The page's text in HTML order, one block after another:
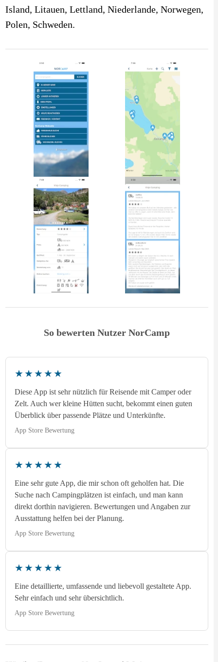
Island, Litauen, Lettland, Niederlande, Norwegen,
Polen, Schweden.
So bewerten Nutzer NorCamp
★★★★★
Diese App ist sehr nützlich für Reisende mit Camper oder
Zelt. Auch wer kleine Hütten sucht, bekommt einen guten
Überblick über passende Plätze und Unterkünfte.
App Store Bewertung
★★★★★
Eine sehr gute App, die mir schon oft geholfen hat. Die
Suche nach Campingplätzen ist einfach, und man kann
direkt dorthin navigieren. Bewertungen und Angaben zur
Ausstattung helfen bei der Planung.
App Store Bewertung
★★★★★
Eine detaillierte, umfassende und liebevoll gestaltete App.
Sehr einfach und sehr übersichtlich.
App Store Bewertung